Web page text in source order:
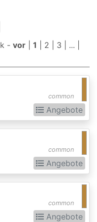
- vor 1 2 3 | ... |
common
Angebote
common
Angebote
common
Angebote